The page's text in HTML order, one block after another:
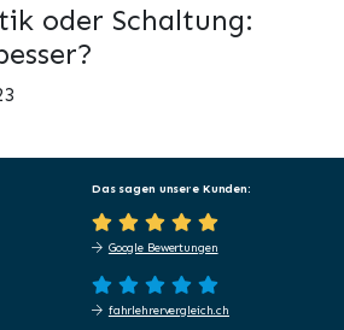
oder Schaltung:
Das sagen unsere Kunden:
Google Bewertungen
fahrlehrervergleich.ch